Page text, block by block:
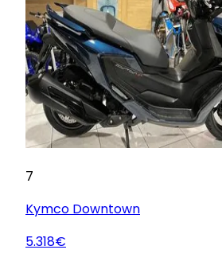
7
Kymco Downtown
5.318€